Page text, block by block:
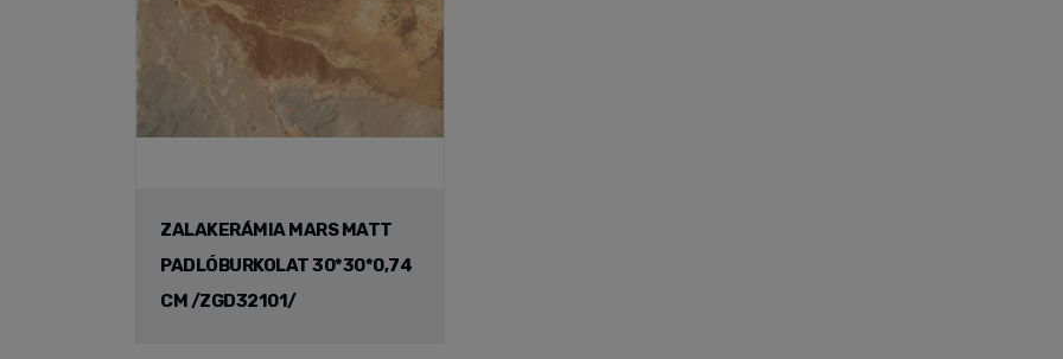
ZALAKERÁMIA MARS MATT
PADLÓBURKOLAT 30*30*0,74
CM /ZGD32101/